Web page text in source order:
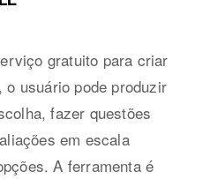
gratuito para criar
usuário pode produzir
fazer questões
em escala
A ferramenta é